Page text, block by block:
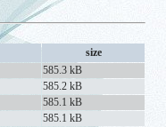
size
585.3 kB
585.2 kB
585.1 kB
585.1 kB